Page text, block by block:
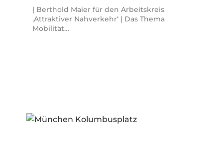
| Berthold Maier für den Arbeitskreis
‚Attraktiver Nahverkehr‘ | Das Thema
Mobilität…